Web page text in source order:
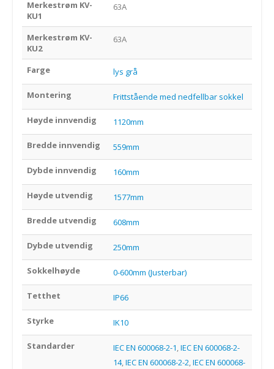
Merkestrøm KV-
KU1
63A
Merkestrøm KV-
KU2
63A
Farge lys grå
Montering Frittstående med nedfellbar sokkel
Høyde innvendig 1120mm
Bredde innvendig 559mm
Dybde innvendig 160mm
Høyde utvendig 1577mm
Bredde utvendig 608mm
Dybde utvendig 250mm
Sokkelhøyde 0-600mm (Justerbar)
Tetthet IP66
Styrke IK10
Standarder IEC EN 600068-2-1,IEC EN 600068-2-
14,IEC EN 600068-2-2,IEC EN 600068-